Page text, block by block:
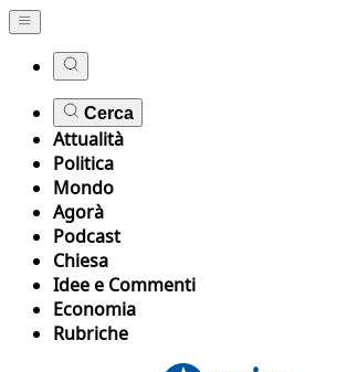
Cerca
Attualità
Politica
Mondo
Agorà
Podcast
Chiesa
Idee e Commenti
Economia
Rubriche